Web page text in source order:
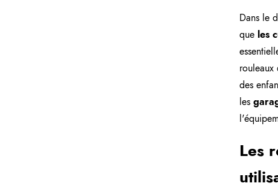
Dans le
que les
rouleaux
des
les
Les